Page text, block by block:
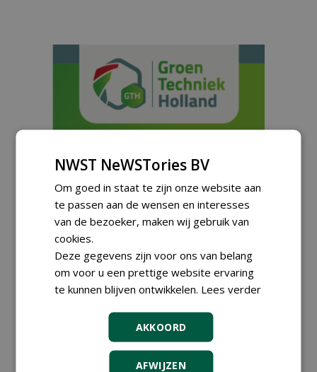
Meld je aan voor onze digitale
nieuwsbrief.
NWST NeWSTories BV
Om goed in staat te zijn onze website aan
te passen aan de wensen en interesses
van de bezoeker, maken wij gebruik van
cookies.
Deze gegevens zijn voor ons van belang
om voor u een prettige website ervaring
te kunnen blijven ontwikkelen. Lees verder
AKKOORD
AFWIJZEN